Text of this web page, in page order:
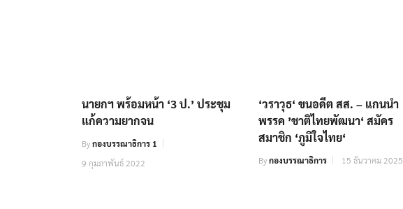
นายกฯ พร้อมหน้า ‘3 ป.’ ประชุม
แก้ความยากจน
Byกองบรรณาธิการ 1
9 กุมภาพันธ์ 2022
‘วราวุธ‘ ขนอดีต สส. – แกนนำ
พรรค ’ชาติไทยพัฒนา‘ สมัคร
สมาชิก ‘ภูมิใจไทย‘
Byกองบรรณาธิการ 15 ธันวาคม 2025